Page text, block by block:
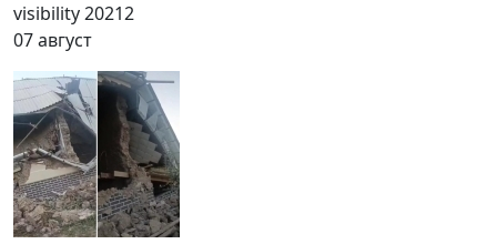
visibility20212
07 август